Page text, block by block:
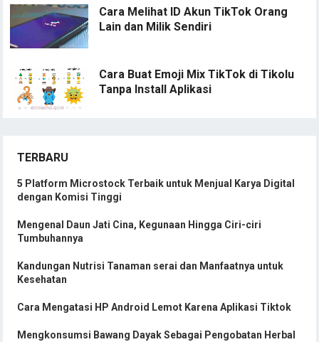
Cara Melihat ID Akun TikTok Orang
Lain dan Milik Sendiri
Cara Buat Emoji Mix TikTok di Tikolu
Tanpa Install Aplikasi
TERBARU
5 Platform Microstock Terbaik untuk Menjual Karya Digital
dengan Komisi Tinggi
Mengenal Daun Jati Cina, Kegunaan Hingga Ciri-ciri
Tumbuhannya
Kandungan Nutrisi Tanaman serai dan Manfaatnya untuk
Kesehatan
Cara Mengatasi HP Android Lemot Karena Aplikasi Tiktok
Mengkonsumsi Bawang Dayak Sebagai Pengobatan Herbal